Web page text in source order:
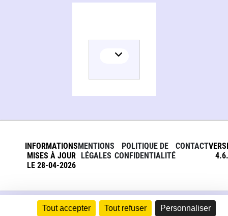
Tout accepter Tout refuser Personnaliser
INFORMATIONS
MISES À JOUR
LE 28-04-2026
MENTIONS
LÉGALES
POLITIQUE DE
CONFIDENTIALITÉ
CONTACT